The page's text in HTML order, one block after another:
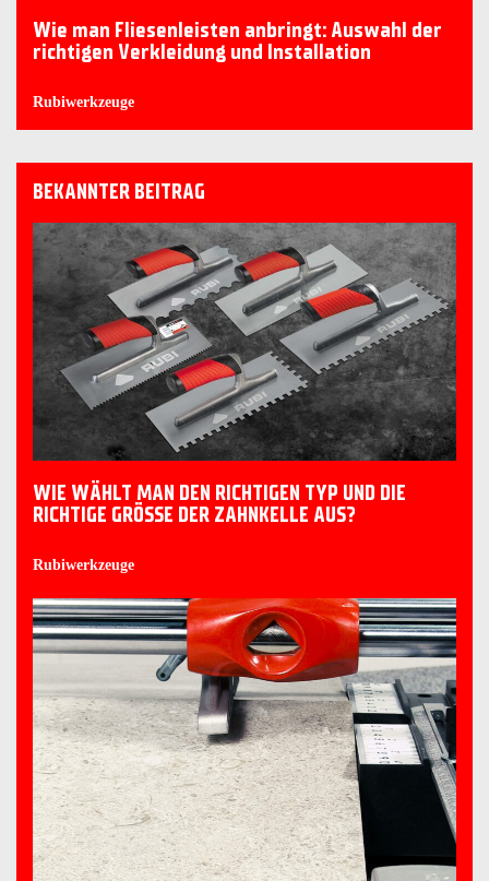
Wie man Fliesenleisten anbringt: Auswahl der
richtigen Verkleidung und Installation
Rubiwerkzeuge
BEKANNTER BEITRAG
WIE WÄHLT MAN DEN RICHTIGEN TYP UND DIE
RICHTIGE GRÖSSE DER ZAHNKELLE AUS?
Rubiwerkzeuge